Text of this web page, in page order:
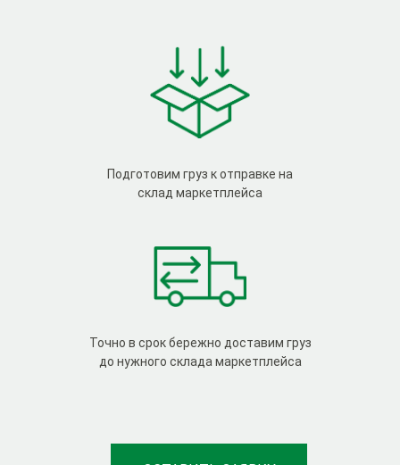
Подготовим груз к отправке на
склад маркетплейса
Точно в срок бережно доставим груз
до нужного склада маркетплейса